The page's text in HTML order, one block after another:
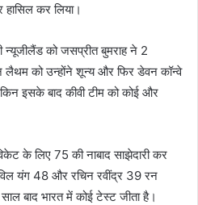
कर लिया।
न्यूजीलैंड को जसप्रीत बुमराह ने 2
को उन्होंने शून्य और फिर डेवन कॉन्वे
इसके बाद कीवी टीम को कोई और
के लिए 75 की नाबाद साझेदारी कर
विल यंग 48 और रचिन रवींद्र 39 रन
बाद भारत में कोई टेस्ट जीता है।